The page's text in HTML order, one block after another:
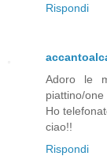
Rispondi
Adoro le
piattino/one
Ho
ciao!!
Rispondi